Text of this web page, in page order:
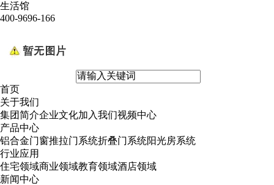
生活馆
400-9696-166
首页
关于我们
集团简介企业文化加入我们视频中心
产品中心
铝合金门窗推拉门系统折叠门系统阳光房系统
行业应用
住宅领域商业领域教育领域酒店领域
新闻中心